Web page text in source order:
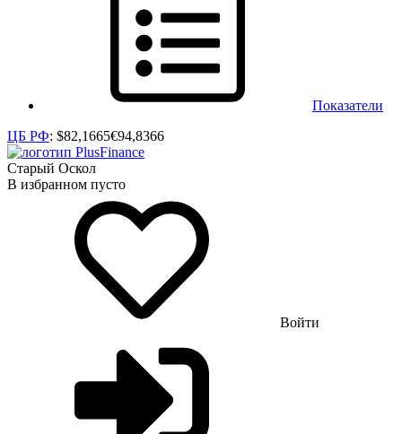
Показатели
ЦБ РФ: $82,1665€94,8366
Старый Оскол
В избранном пусто
Войти